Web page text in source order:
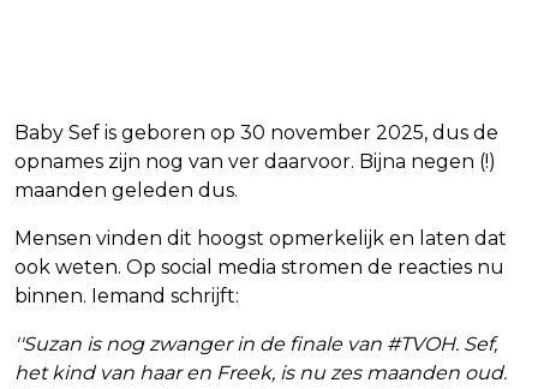
Baby Sef is geboren op 30 november 2025, dus de
opnames zijn nog van ver daarvoor. Bijna negen (!)
maanden geleden dus.
Mensen vinden dit hoogst opmerkelijk en laten dat
ook weten. Op social media stromen de reacties nu
binnen. Iemand schrijft:
''Suzan is nog zwanger in de finale van #TVOH. Sef,
het kind van haar en Freek, is nu zes maanden oud.